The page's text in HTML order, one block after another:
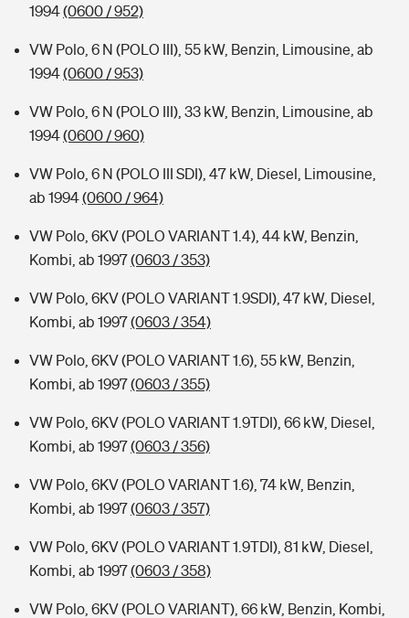
1994(0600 / 952)
VW Polo, 6 N (POLO III), 55 kW, Benzin, Limousine, ab
1994(0600 / 953)
VW Polo, 6 N (POLO III), 33 kW, Benzin, Limousine, ab
1994(0600 / 960)
VW Polo, 6 N (POLO III SDI), 47 kW, Diesel, Limousine,
ab 1994(0600 / 964)
VW Polo, 6KV (POLO VARIANT 1.4), 44 kW, Benzin,
Kombi, ab 1997(0603 / 353)
VW Polo, 6KV (POLO VARIANT 1.9SDI), 47 kW, Diesel,
Kombi, ab 1997(0603 / 354)
VW Polo, 6KV (POLO VARIANT 1.6), 55 kW, Benzin,
Kombi, ab 1997(0603 / 355)
VW Polo, 6KV (POLO VARIANT 1.9TDI), 66 kW, Diesel,
Kombi, ab 1997(0603 / 356)
VW Polo, 6KV (POLO VARIANT 1.6), 74 kW, Benzin,
Kombi, ab 1997(0603 / 357)
VW Polo, 6KV (POLO VARIANT 1.9TDI), 81 kW, Diesel,
Kombi, ab 1997(0603 / 358)
VW Polo, 6KV (POLO VARIANT), 66 kW, Benzin, Kombi,